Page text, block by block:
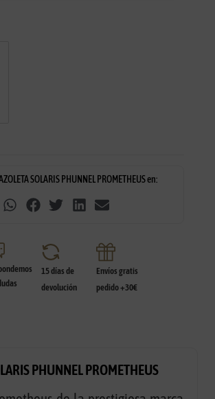
15 días de
devolución
Envíos gratis
pedido +30€
SOLARIS PHUNNEL PROMETHEUS en:
PHUNNEL PROMETHEUS